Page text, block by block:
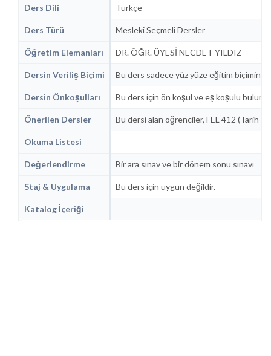
Ders Dili Türkçe
Ders Türü Mesleki Seçmeli Dersler
Öğretim Elemanları DR. ÖĞR. ÜYESİ NECDET YILDIZ
Dersin Veriliş Biçimi Bu ders sadece yüz yüze eğitim
Dersin Önkoşulları Bu ders için ön koşul ve eş koşulu
Önerilen Dersler Bu dersi alan öğrenciler, FEL 412 (Tarih
Okuma Listesi
Değerlendirme Bir ara sınav ve bir dönem sonu sınavı
Staj & Uygulama Bu ders için uygun değildir.
Katalog İçeriği